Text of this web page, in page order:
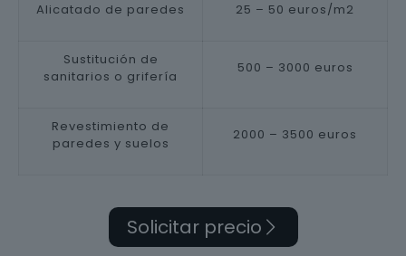
Alicatado de paredes 25 – 50 euros/m2
Sustitución de
sanitarios o grifería
500 – 3000 euros
Revestimiento de
paredes y suelos
2000 – 3500 euros
Solicitar precio